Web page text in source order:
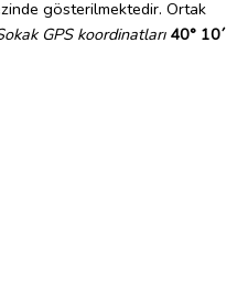
gösterilmektedir. Ortak
GPS koordinatları 40° 10´